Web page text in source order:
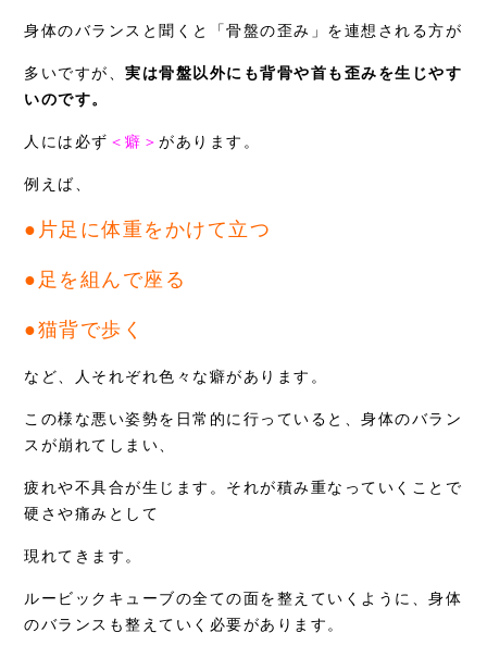
身体のバランスと聞くと「骨盤の歪み」を連想される方が
多いですが、実は骨盤以外にも背骨や首も歪みを生じやす
いのです。
人には必ず ＜癖＞があります。
例えば、
●片足に体重をかけて立つ
●足を組んで座る
●猫背で歩く
など、人それぞれ色々な癖があります。
この様な悪い姿勢を日常的に行っていると、身体のバラン
スが崩れてしまい、
疲れや不具合が生じます。それが積み重なっていくことで
硬さや痛みとして
現れてきます。
ルービックキューブの全ての面を整えていくように、身体
のバランスも整えていく必要があります。